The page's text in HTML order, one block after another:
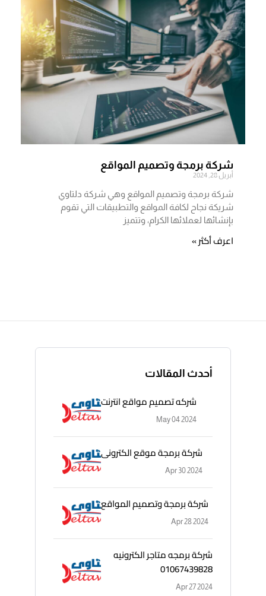
أحدث المقالات
شركه تصميم مواقع انترنت
May 04 2024
شركة برمجة موقع الكترونى
Apr 30 2024
شركة برمجة وتصميم المواقع
Apr 28 2024
شركة برمجه متاجر الكترونيه
01067439828
Apr 27 2024
شركة برمجة وتصميم المواقع
أبريل 28, 2024
شركة برمجة وتصميم المواقع وهي شركة دلتاوي
شريكة نجاح لكافة المواقع والتطبيقات التي تقوم
بإنشائها لعملائها الكرام، وتتميز
اعرف أكثر »